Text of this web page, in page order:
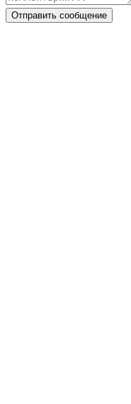
Отправить сообщение